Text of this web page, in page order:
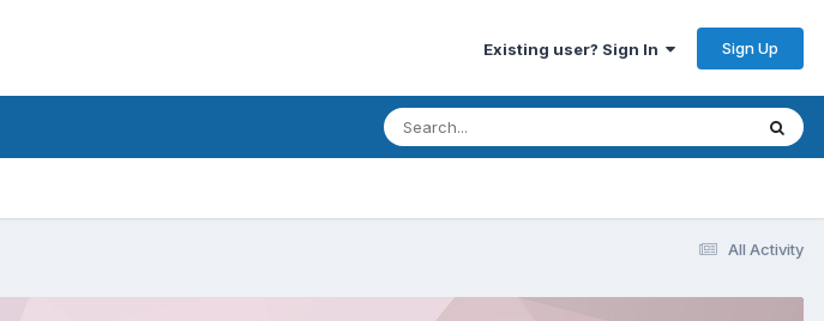
Existing user? Sign In Sign Up
All Activity